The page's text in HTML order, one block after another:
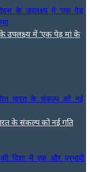
के उपलक्ष्य में ‘एक पेड़ मां के
के संकल्प को नई गति